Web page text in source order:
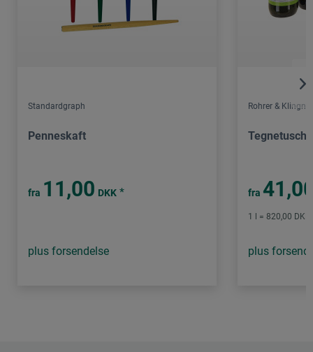
Standardgraph
Penneskaft
fra 11,00 DKK *
plus forsendelse
Rohrer & Klingner
Tegnetusch
fra
1 l = 820,00
plus